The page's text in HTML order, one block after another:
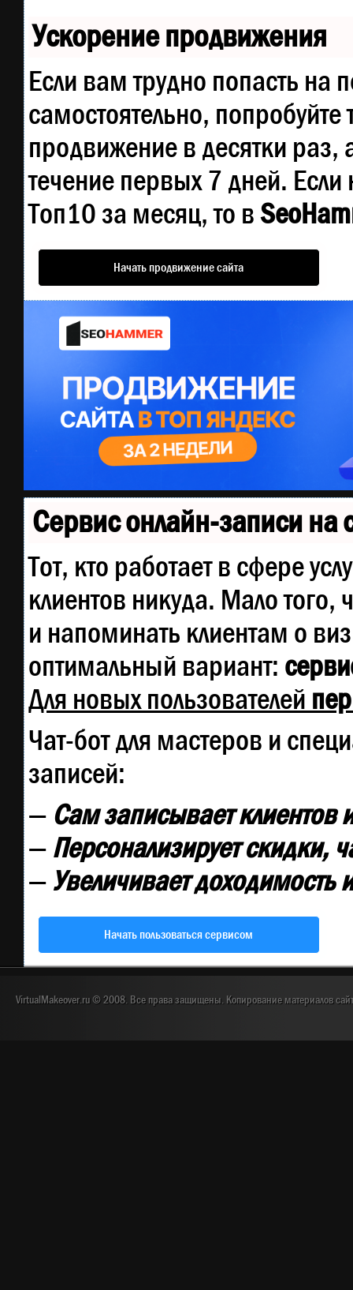
Ускорение продвижения
Если вам трудно попасть на
самостоятельно, попробуйте
продвижение в десятки раз,
течение первых 7 дней.
Топ10 за месяц, то в
Начать продвижение сайта
Сервис онлайн-записи на
Тот, кто работает в сфере
клиентов никуда. Мало того,
и напоминать клиентам о
оптимальный вариант:
Для новых пользователей
Чат-бот для мастеров и
записей:
— Сам записывает клиентов
— Персонализирует скидки,
— Увеличивает доходимость
Начать пользоваться сервисом
VirtualMakeover.ru © 2008. Все права защищены. Копирование материалов